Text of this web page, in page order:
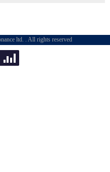
ltd. . All rights reserved